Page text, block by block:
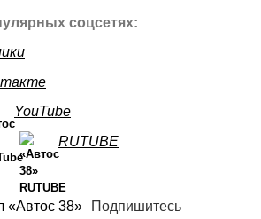
соцсетях:
YouTube
RUTUBE
Подпишитесь